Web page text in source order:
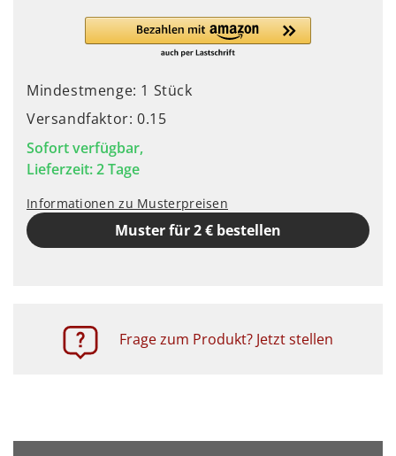
Mindestmenge: 1 Stück
Versandfaktor: 0.15
Sofort verfügbar,
Lieferzeit: 2 Tage
Informationen zu Musterpreisen
Muster für 2 € bestellen
Frage zum Produkt? Jetzt stellen